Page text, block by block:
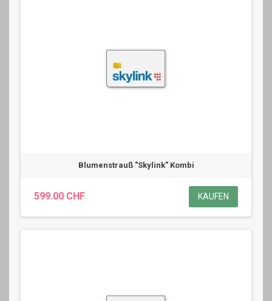
Blumenstrauß "Skylink" Kombi
599.00 CHF KAUFEN